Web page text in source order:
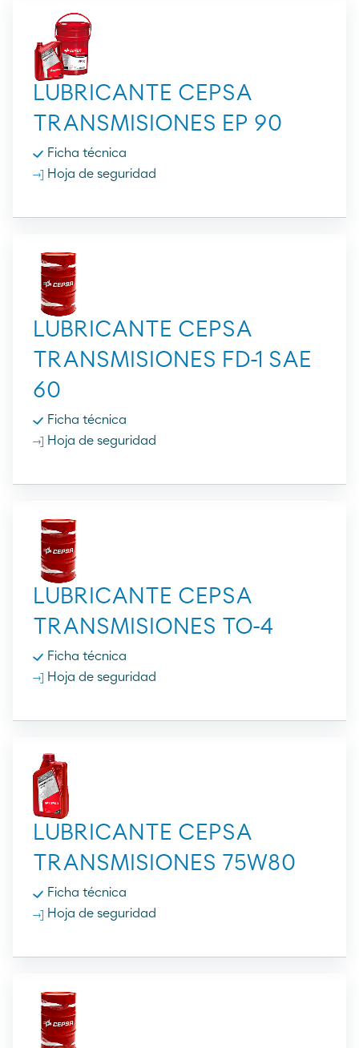
LUBRICANTE CEPSA
TRANSMISIONES EP 90
Ficha técnica
Hoja de seguridad
LUBRICANTE CEPSA
TRANSMISIONES FD-1 SAE
60
Ficha técnica
Hoja de seguridad
LUBRICANTE CEPSA
TRANSMISIONES TO-4
Ficha técnica
Hoja de seguridad
LUBRICANTE CEPSA
TRANSMISIONES 75W80
Ficha técnica
Hoja de seguridad